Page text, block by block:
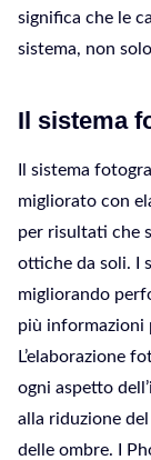
significa che le
sistema, non
Il sistema
Il sistema
migliorato con
per risultati che
ottiche da soli. I
migliorando
più informazioni
L’elaborazione
ogni aspetto
alla riduzione
delle ombre. I